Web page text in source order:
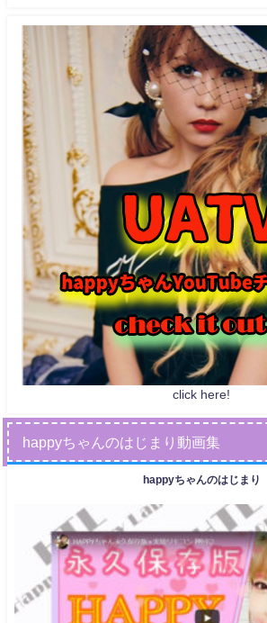
click here!
happyちゃんのはじまり動画集
happyちゃんのはじまり